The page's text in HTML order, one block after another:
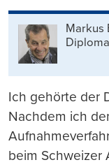
Markus
Ich gehörte der
Nachdem ich
beim Schweizer